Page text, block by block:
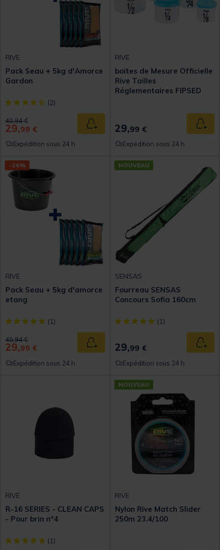
RIVE
Pack Seau + 5kg d'Amorce
Gardon
[object Object] out of 5 Customer Rating
(2)
Price reduced from
40,94 €to
29,99 € Ajouter au panier
Expédition sous 24 h
RIVE
boites de Mesure Officielle
Rive Tailles
Réglementaires FIPSED
29,99 €
Expédition sous 24 h
-26%
RIVE
Pack Seau + 5kg d'amorce
etang
[object Object] out of 5 Customer Rating
(1)
Price reduced from
40,94 €to
29,99 € Ajouter au panier
Expédition sous 24 h
NOUVEAU
SENSAS
Fourreau SENSAS
Concours Sofia 160cm
[object Object] out of 5
(1)
29,99 €
Expédition sous 24 h
RIVE
R-16 SERIES - CLEAN CAPS
- Pour brin n°4
[object Object] out of 5 Customer Rating
(1)
NOUVEAU
RIVE
Nylon Rive Match Slider
250m 23.4/100